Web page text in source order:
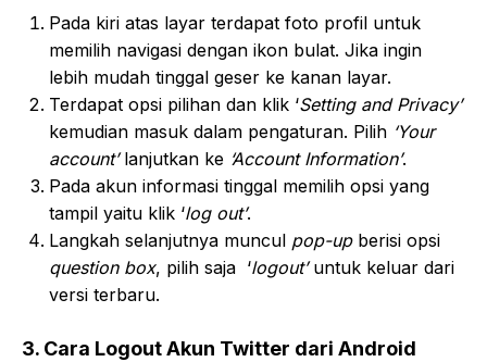
Pada kiri atas layar terdapat foto profil untuk
memilih navigasi dengan ikon bulat. Jika ingin
lebih mudah tinggal geser ke kanan layar.
Terdapat opsi pilihan dan klik ‘Setting and Privacy’
kemudian masuk dalam pengaturan. Pilih ‘Your
account’lanjutkan ke ‘Account Information’.
Pada akun informasi tinggal memilih opsi yang
tampil yaitu klik ‘log out’.
Langkah selanjutnya muncul pop-upberisi opsi
question box, pilih saja ‘logout’untuk keluar dari
versi terbaru.
3. Cara Logout Akun Twitter dari Android